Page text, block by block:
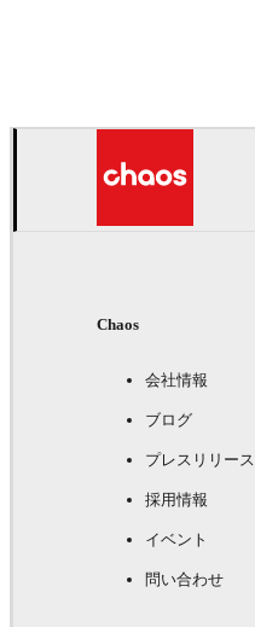
Chaos
会社情報
ブログ
プレスリリース
採用情報
イベント
問い合わせ